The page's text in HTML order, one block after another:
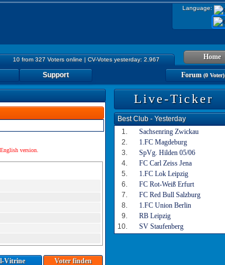
Language:
10 from 327 Voters online | CV-Votes yesterday: 2.967 Home
Forum(0 Voter)
Support
version.
Vitrine Voter finden
Live-Ticker
Best Club - Yesterday
1.
Sachsenring Zwickau
2.
1.FC Magdeburg
3.
SpVg. Hilden 05/06
4.
FC Carl Zeiss Jena
5.
1.FC Lok Leipzig
6.
FC Rot-Weiß Erfurt
7.
FC Red Bull Salzburg
8.
1.FC Union Berlin
9.
RB Leipzig
10.
SV Staufenberg